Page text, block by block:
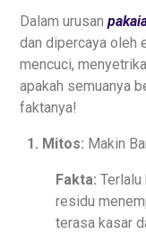
Dalam urusan
dan dipercaya oleh
mencuci,
apakah semuanya
faktanya!
1. Mitos: Makin
Fakta:
residu
terasa kasar